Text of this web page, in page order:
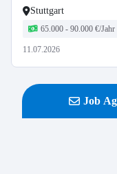
Stuttgart
65.000 - 90.000 €/Jahr
11.07.2026
Job